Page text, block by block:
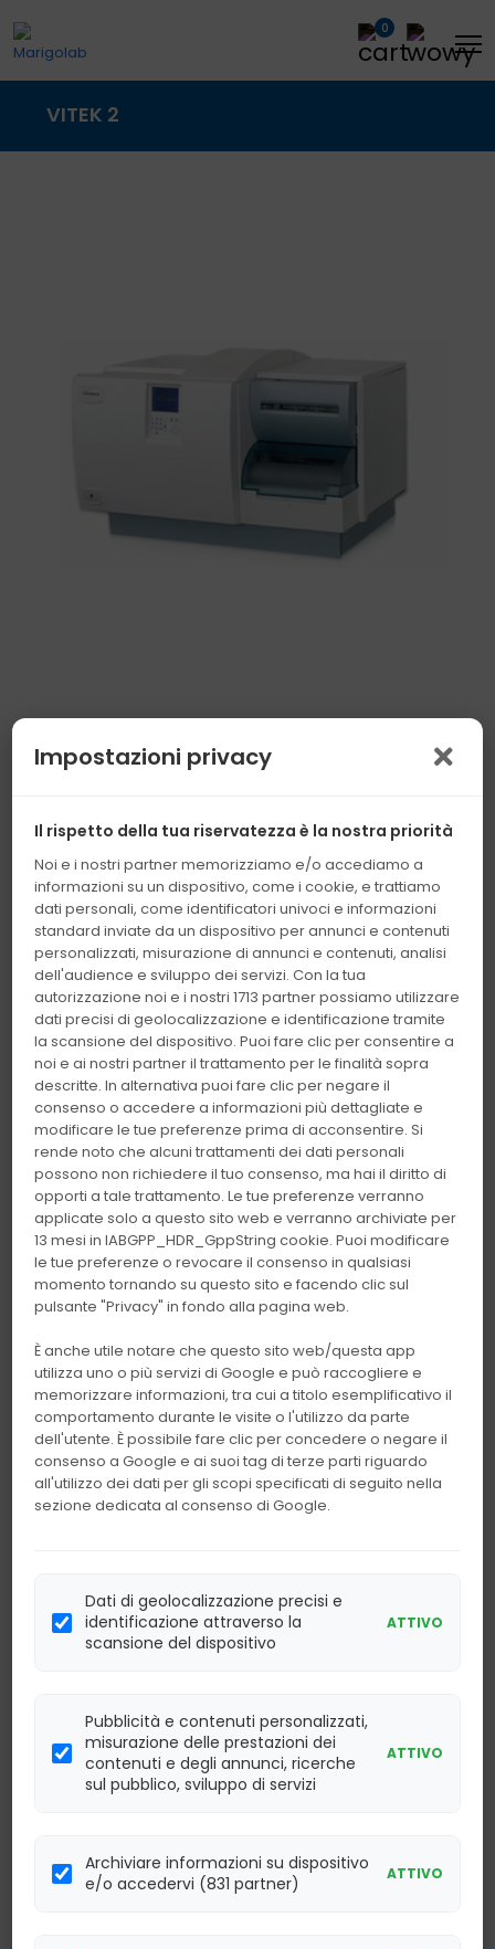
0
VITEK 2
Condividi questo
Invia un'e-mail a un amico
VITEK 2
Produttore: Biomerieux
Linea: Batteriologia
Sistema automatico per
Identificazione batterica ed
Antibiogramma
Scheda Tecnica
Vai all'elenco dei reagenti correlati
Mostra tutte le strumentazioni di Biomerieux
Assistenza tecnica
Assistenza tecnica post vendita
Spedizione in tutta Italia
Spedizione veloce in tutta Italia
Sistema automatico per
Test in linea: 60/120.
Impostazioni privacy
Il rispetto della tua riservatezza è la nostra priorità
Noi e i nostri partner memorizziamo e/o accediamo a
informazioni su un dispositivo, come i cookie, e trattiamo
dati personali, come identificatori univoci e informazioni
standard inviate da un dispositivo per annunci e contenuti
personalizzati, misurazione di annunci e contenuti, analisi
dell'audience e sviluppo dei servizi. Con la tua
autorizzazione noi e i nostri 1713 partner possiamo utilizzare
dati precisi di geolocalizzazione e identificazione tramite
la scansione del dispositivo. Puoi fare clic per consentire a
noi e ai nostri partner il trattamento per le finalità sopra
descritte. In alternativa puoi fare clic per negare il
consenso o accedere a informazioni più dettagliate e
modificare le tue preferenze prima di acconsentire. Si
rende noto che alcuni trattamenti dei dati personali
possono non richiedere il tuo consenso, ma hai il diritto di
opporti a tale trattamento. Le tue preferenze verranno
applicate solo a questo sito web e verranno archiviate per
13 mesi in IABGPP_HDR_GppString cookie. Puoi modificare
le tue preferenze o revocare il consenso in qualsiasi
momento tornando su questo sito e facendo clic sul
pulsante "Privacy" in fondo alla pagina web.
È anche utile notare che questo sito web/questa app
utilizza uno o più servizi di Google e può raccogliere e
memorizzare informazioni, tra cui a titolo esemplificativo il
comportamento durante le visite o l'utilizzo da parte
dell'utente. È possibile fare clic per concedere o negare il
consenso a Google e ai suoi tag di terze parti riguardo
all'utilizzo dei dati per gli scopi specificati di seguito nella
sezione dedicata al consenso di Google.
Dati di geolocalizzazione precisi e
identificazione attraverso la
scansione del dispositivo
ATTIVO
Pubblicità e contenuti personalizzati,
misurazione delle prestazioni dei
contenuti e degli annunci, ricerche
sul pubblico, sviluppo di servizi
ATTIVO
Archiviare informazioni su dispositivo
e/o accedervi (831 partner)
ATTIVO